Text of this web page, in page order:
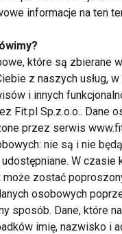
SZKOLENIA
informacje na ten
które są zbierane
z naszych usług,
i innych
Fit.pl Sp.z.o.o.. Dane
przez serwis
nie są i nie
W czasie
zostać
osobowych
sposób. Dane, które
imię, nazwisko i